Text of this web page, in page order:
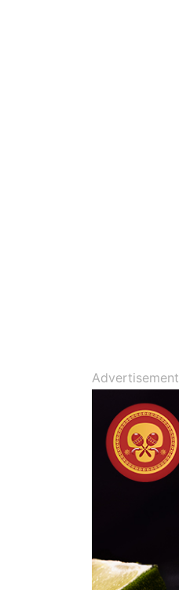
Advertisement